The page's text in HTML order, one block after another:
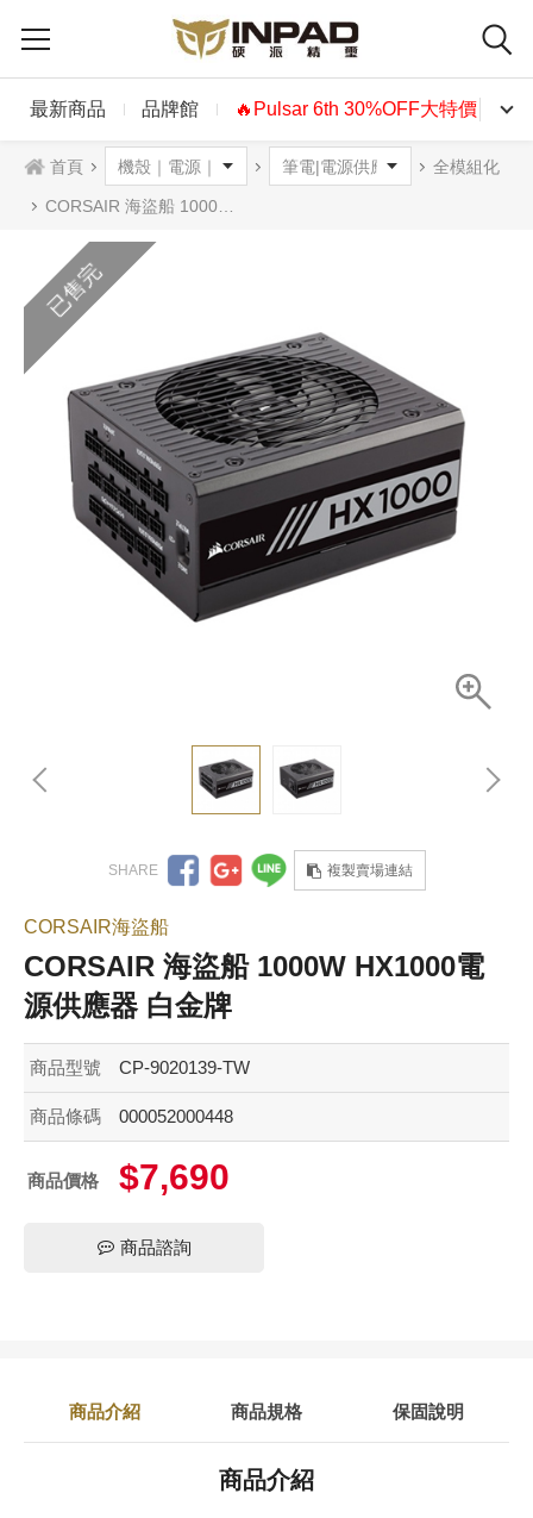
最新商品 品牌館 🔥Pulsar 6th 30%OFF大特價🔥
首頁 全模組化
CORSAIR 海盜船 1000W HX1000電源供應器 白金牌
已售完
複製賣場連結
CORSAIR海盜船
CORSAIR 海盜船 1000W HX1000電
源供應器 白金牌
商品型號 CP-9020139-TW
商品條碼 000052000448
商品價格 $7,690
商品諮詢
商品介紹 商品規格 保固說明
商品介紹